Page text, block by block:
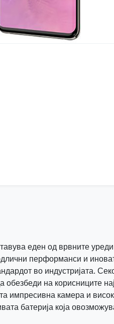
еден од врвните уреди
перформанси и
во индустријата.
обезбеди на корисниците
импресивна камера и
батерија која